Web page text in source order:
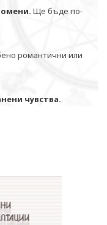
Ще бъде по-
романтични или
чувства.